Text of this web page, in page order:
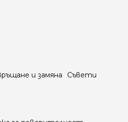
и замяна Съвети